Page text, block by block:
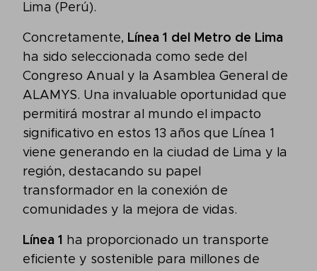
Lima (Perú).
Concretamente, Línea 1 del Metro de Lima
ha sido seleccionada como sede del
Congreso Anual y la Asamblea General de
ALAMYS. Una invaluable oportunidad que
permitirá mostrar al mundo el impacto
significativo en estos 13 años que Línea 1
viene generando en la ciudad de Lima y la
región, destacando su papel
transformador en la conexión de
comunidades y la mejora de vidas.
Línea 1
ha proporcionado un transporte
eficiente y sostenible para millones de